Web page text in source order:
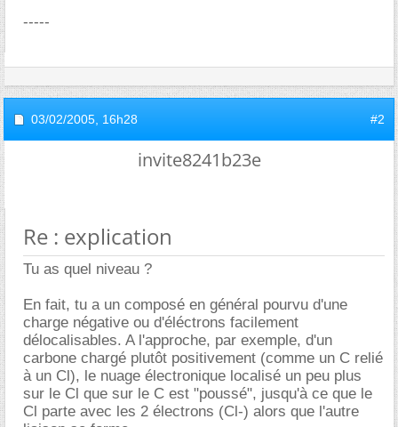
-----
03/02/2005, 16h28 #2
invite8241b23e
Re : explication
Tu as quel niveau ?
En fait, tu a un composé en général pourvu d'une
charge négative ou d'éléctrons facilement
délocalisables. A l'approche, par exemple, d'un
carbone chargé plutôt positivement (comme un C relié
à un Cl), le nuage électronique localisé un peu plus
sur le Cl que sur le C est "poussé", jusqu'à ce que le
Cl parte avec les 2 électrons (Cl-) alors que l'autre